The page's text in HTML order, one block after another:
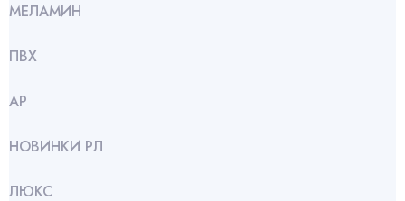
МЕЛАМИН
ПВХ
АР
НОВИНКИ РЛ
ЛЮКС